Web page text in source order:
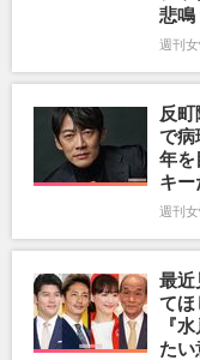
悲鳴
週刊
反
で病
年を
キー
週刊
最近
てほ
『
たい